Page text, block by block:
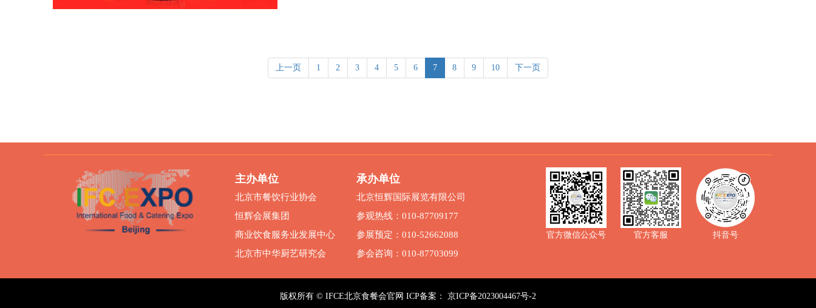
上一页 1 2 3 4 5 6 7 8 9 10 下一页
主办单位
北京市餐饮行业协会
恒辉会展集团
商业饮食服务业发展中心
北京市中华厨艺研究会
承办单位
北京恒辉国际展览有限公司
参观热线：010-87709177
参展预定：010-52662088
参会咨询：010-87703099
官方微信公众号 官方客服 抖音号
版权所有 © IFCE北京食餐会官网 ICP备案： 京ICP备2023004467号-2